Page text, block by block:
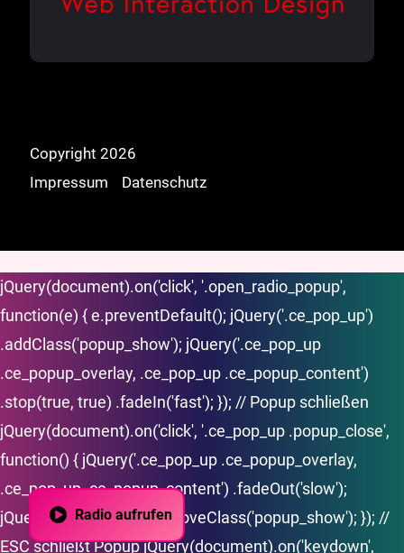
Copyright 2026
Impressum
Datenschutz
Radio aufrufen
jQuery(document).on('click', '.open_radio_popup',
function(e) { e.preventDefault(); jQuery('.ce_pop_up')
.addClass('popup_show'); jQuery('.ce_pop_up
.ce_popup_overlay, .ce_pop_up .ce_popup_content')
.stop(true, true) .fadeIn('fast'); }); // Popup schließen
jQuery(document).on('click', '.ce_pop_up .popup_close',
function() { jQuery('.ce_pop_up .ce_popup_overlay,
.ce_pop_up .ce_popup_content') .fadeOut('slow');
jQuery('.ce_pop_up') .removeClass('popup_show'); }); //
ESC schließt Popup jQuery(document).on('keydown',